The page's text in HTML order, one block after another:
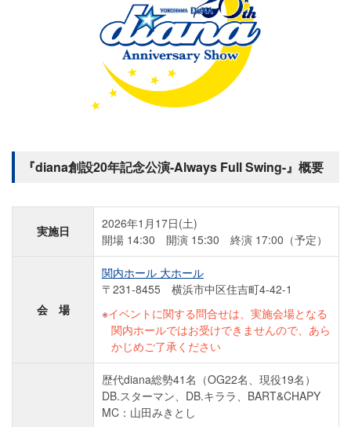
『diana創設20年記念公演-Always Full Swing-』概要
実施日
2026年1月17日(土)
開場 14:30 開演 15:30 終演 17:00（予定）
会 場
関内ホール 大ホール
〒231-8455 横浜市中区住吉町4-42-1
イベントに関する問合せは、実施会場となる
関内ホールではお受けできませんので、あら
かじめご了承ください
歴代diana総勢41名（OG22名、現役19名）
DB.スターマン、DB.キララ、BART&CHAPY
MC：山田みきとし